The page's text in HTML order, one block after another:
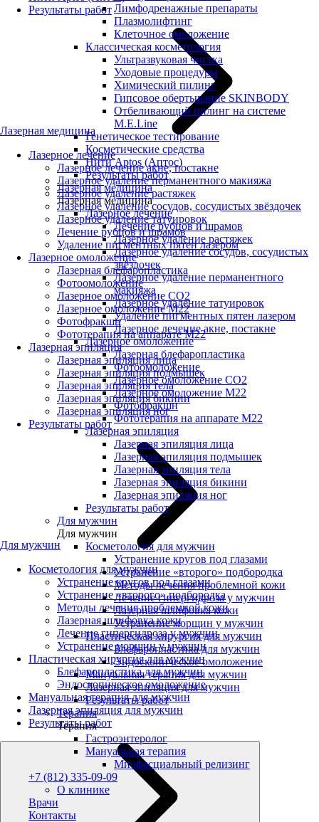
Результаты работ
Лазерная медицина
Лазерное лечение
Лазерное лечение акне, постакне
Лазерное удаление перманентного макияжа
Лазерное удаление растяжек
Лазерное удаление сосудов, сосудистых звёздочек
Лазерное удаление татуировок
Лечение рубцов и шрамов
Удаление пигментных пятен лазером
Лазерное омоложение
Лазерная блефаропластика
Фотоомоложение
Лазерное омоложение CO2
Лазерное омоложение M22
Фотофракшн
Фототерапия на аппарате М22
Лазерная эпиляция
Лазерная эпиляция лица
Лазерная эпиляция подмышек
Лазерная эпиляция тела
Лазерная эпиляция бикини
Лазерная эпиляция ног
Результаты работ
Для мужчин
Косметология для мужчин
Устранение кругов под глазами
Устранение «второго» подбородка
Методы лечения проблемной кожи
Лазерная шлифовка кожи
Лечение гипергидроза у мужчин
Устранение морщин у мужчин
Пластическая хирургия для мужчин
Блефаропластика для мужчин
Эндоскопическое омоложение
Мануальная терапия для мужчин
Лазерная эпиляция для мужчин
Результаты работ
Лимфодренажные препараты
Плазмолифтинг
Клеточное омоложение
Классическая косметология
Ультразвуковая чистка
Уходовые процедуры
Химический пилинг
Гипсовое обертывание SKINBODY
Отбеливающий пилинг на системе
M.E.Line
Генетическое тестирование
Косметические средства
Нити Aptos (Аптос)
Результаты работ
Лазерная медицина
Лазерная медицина
Лазерное лечение
Лечение рубцов и шрамов
Лазерное удаление растяжек
Лазерное удаление сосудов, сосудистых
звёздочек
Лазерное удаление перманентного
макияжа
Лазерное удаление татуировок
Удаление пигментных пятен лазером
Лазерное лечение акне, постакне
Лазерное омоложение
Лазерная блефаропластика
Фотоомоложение
Лазерное омоложение CO2
Лазерное омоложение M22
Фотофракшн
Фототерапия на аппарате М22
Лазерная эпиляция
Лазерная эпиляция лица
Лазерная эпиляция подмышек
Лазерная эпиляция тела
Лазерная эпиляция бикини
Лазерная эпиляция ног
Результаты работ
Для мужчин
Для мужчин
Косметология для мужчин
Устранение кругов под глазами
Устранение «второго» подбородка
Методы лечения проблемной кожи
Лечение гипергидроза у мужчин
Лазерная шлифовка кожи
Устранение морщин у мужчин
Пластическая хирургия для мужчин
Блефаропластика для мужчин
Эндоскопическое омоложение
Мануальная терапия для мужчин
Лазерная эпиляция для мужчин
Результаты работ
Терапия
Терапия
Гастроэнтеролог
Мануальная терапия
Миофасциальный релизинг
+7 (812) 335-09-09
О клинике
Врачи
Контакты